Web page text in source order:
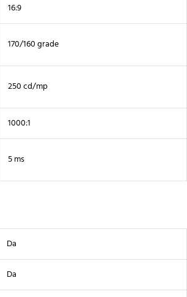
16:9
170/160 grade
250 cd/mp
1000:1
5 ms
Da
Da